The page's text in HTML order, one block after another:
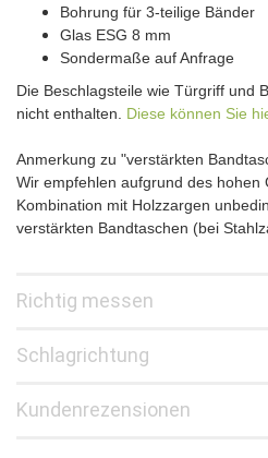
Bohrung für 3-teilige Bänder
Glas ESG 8 mm
Sondermaße auf Anfrage
Die Beschlagsteile wie Türgriff und
nicht enthalten. Diese können Sie
Anmerkung zu "verstärkten
Wir empfehlen aufgrund des hohen
Kombination mit Holzzargen
verstärkten Bandtaschen (bei
Richtig messen
Schlagrichtung
Kundenrezensionen